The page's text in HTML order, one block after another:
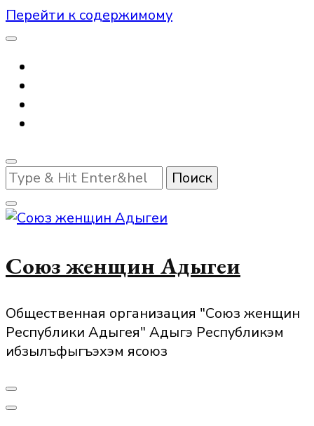
Перейти к содержимому
Ищите
что-
то?
Союз женщин Адыгеи
Общественная организация "Союз женщин
Республики Адыгея" Адыгэ Республикэм
ибзылъфыгъэхэм ясоюз